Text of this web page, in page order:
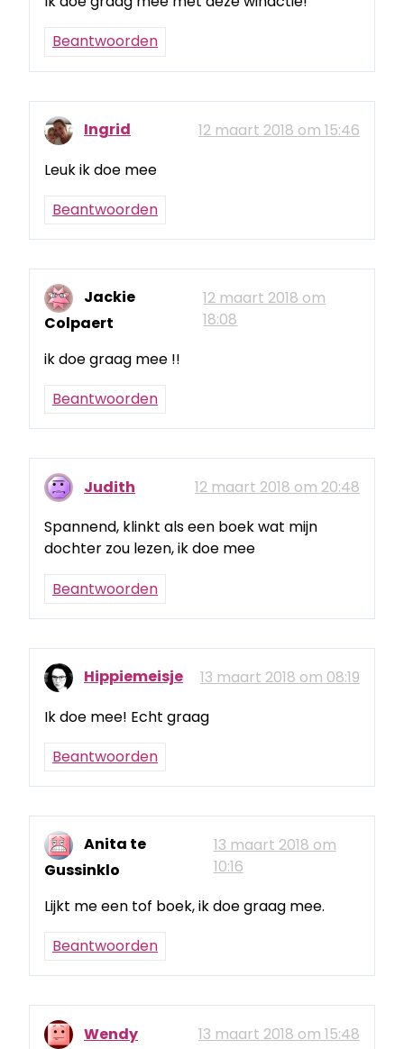
Beantwoorden
Ingrid
12 maart 2018 om 15:46
Leuk ik doe mee
Beantwoorden
Jackie
Colpaert
12 maart 2018 om
18:08
ik doe graag mee !!
Beantwoorden
Judith
12 maart 2018 om 20:48
Spannend, klinkt als een boek wat mijn
dochter zou lezen, ik doe mee
Beantwoorden
Hippiemeisje
13 maart 2018 om 08:19
Ik doe mee! Echt graag
Beantwoorden
Anita te
Gussinklo
13 maart 2018 om
10:16
Lijkt me een tof boek, ik doe graag mee.
Beantwoorden
Wendy
13 maart 2018 om 15:48